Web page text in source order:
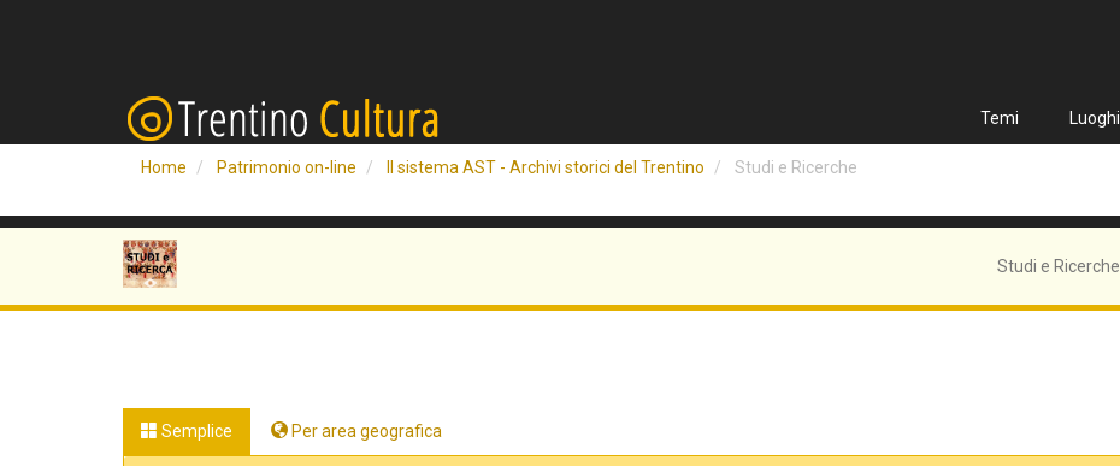
Temi Luoghi
Home Patrimonio on-line Il sistema AST - Archivi storici del Trentino Studi e Ricerche
Studi e Ricerche
Semplice Per area geografica